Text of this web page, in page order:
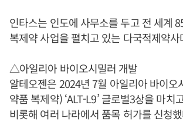
인타스는 인도에 사무소를 두고 전 세계
복제약 사업을 펼치고 있는 다국적제약사
△아일리아 바이오시밀러 개발
알테오젠은 2024년 7월 아일리아 바이오
약품 복제약) ‘ALT-L9’ 글로벌3상을 마치
비롯해 여러 나라에서 품목 허가를 신청